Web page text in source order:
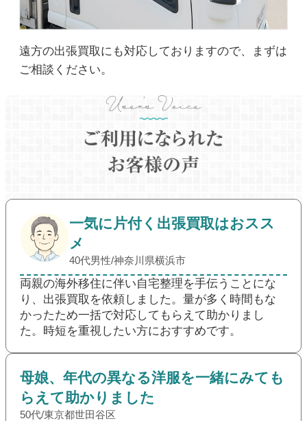
遠方の出張買取にも対応しておりますので、まずは
ご相談ください。
一気に片付く出張買取はおスス
メ
40代男性/神奈川県横浜市
両親の海外移住に伴い自宅整理を手伝うことにな
り、出張買取を依頼しました。量が多く時間もな
かったため一括で対応してもらえて助かりまし
た。時短を重視したい方におすすめです。
母娘、年代の異なる洋服を一緒にみても
らえて助かりました
50代/東京都世田谷区